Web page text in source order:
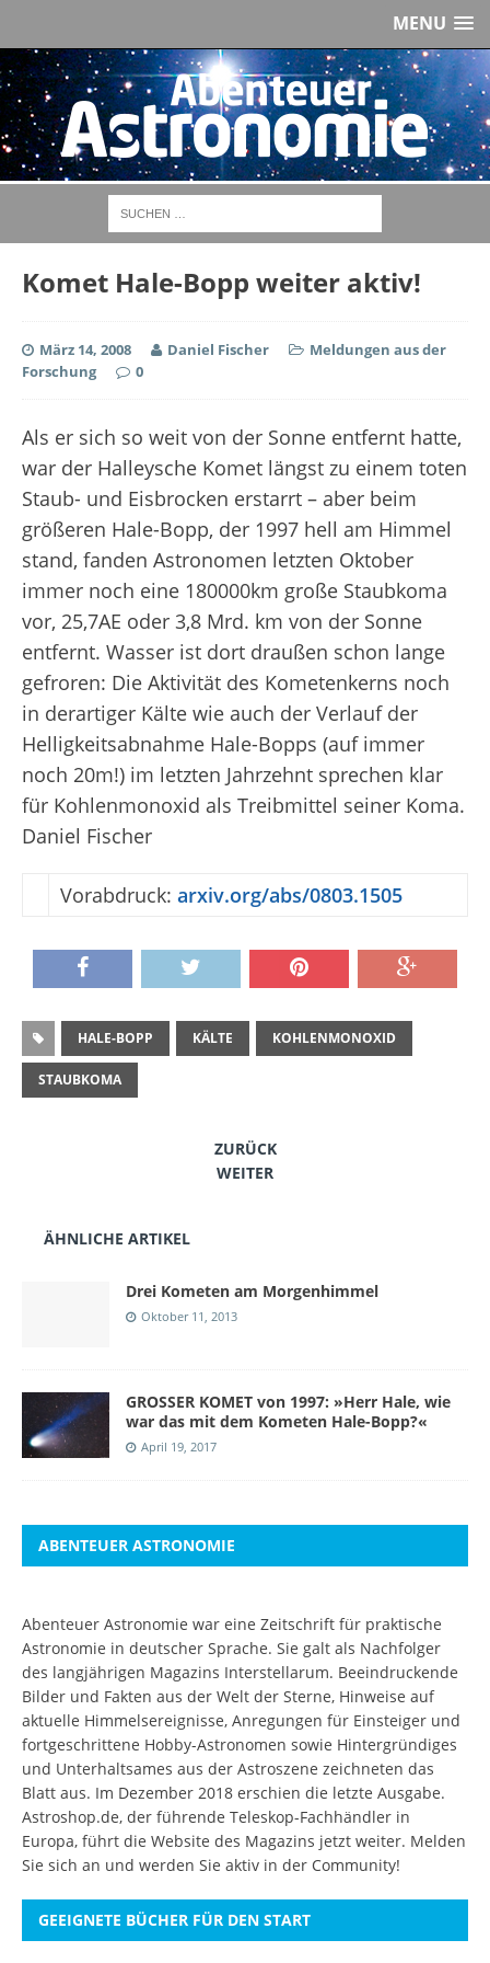
MENU
Komet Hale-Bopp weiter aktiv!
März 14, 2008 Daniel Fischer
Meldungen aus der
Forschung
0
Als er sich so weit von der Sonne entfernt hatte,
war der Halleysche Komet längst zu einem toten
Staub- und Eisbrocken erstarrt – aber beim
größeren Hale-Bopp, der 1997 hell am Himmel
stand, fanden Astronomen letzten Oktober
immer noch eine 180000km große Staubkoma
vor, 25,7AE oder 3,8 Mrd. km von der Sonne
entfernt. Wasser ist dort draußen schon lange
gefroren: Die Aktivität des Kometenkerns noch
in derartiger Kälte wie auch der Verlauf der
Helligkeitsabnahme Hale-Bopps (auf immer
noch 20m!) im letzten Jahrzehnt sprechen klar
für Kohlenmonoxid als Treibmittel seiner Koma.
Daniel Fischer
Vorabdruck: arxiv.org/abs/0803.1505
HALE-BOPP KÄLTE KOHLENMONOXID
STAUBKOMA
ZURÜCK
WEITER
ÄHNLICHE ARTIKEL
Drei Kometen am Morgenhimmel
Oktober 11, 2013
GROSSER KOMET von 1997: »Herr Hale, wie
war das mit dem Kometen Hale-Bopp?«
April 19, 2017
ABENTEUER ASTRONOMIE
Abenteuer Astronomie war eine Zeitschrift für praktische
Astronomie in deutscher Sprache. Sie galt als Nachfolger
des langjährigen Magazins Interstellarum. Beeindruckende
Bilder und Fakten aus der Welt der Sterne, Hinweise auf
aktuelle Himmelsereignisse, Anregungen für Einsteiger und
fortgeschrittene Hobby-Astronomen sowie Hintergründiges
und Unterhaltsames aus der Astroszene zeichneten das
Blatt aus. Im Dezember 2018 erschien die letzte Ausgabe.
Astroshop.de, der führende Teleskop-Fachhändler in
Europa, führt die Website des Magazins jetzt weiter. Melden
Sie sich an und werden Sie aktiv in der Community!
GEEIGNETE BÜCHER FÜR DEN START